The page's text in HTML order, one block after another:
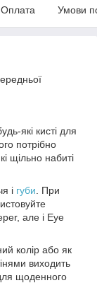
Оплата Умови
які кисті для
потрібно
щільно набиті
і губи . При
але і Eye
колір або як
виходить
щоденного